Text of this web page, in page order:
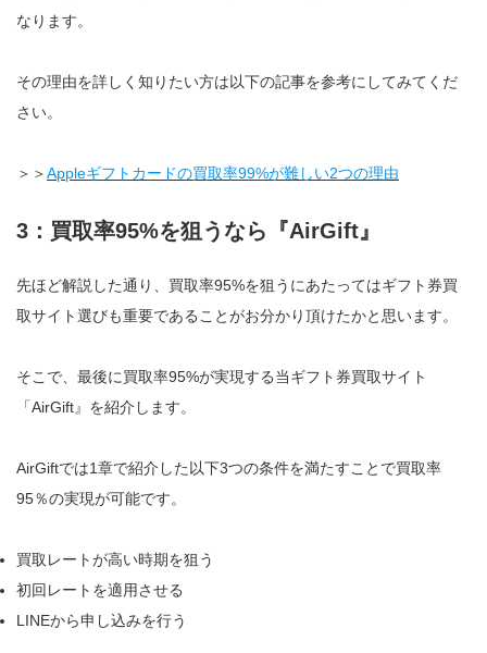
なります。
その理由を詳しく知りたい方は以下の記事を参考にしてみてくだ
さい。
＞＞Appleギフトカードの買取率99%が難しい2つの理由
3：買取率95%を狙うなら『AirGift』
先ほど解説した通り、買取率95%を狙うにあたってはギフト券買
取サイト選びも重要であることがお分かり頂けたかと思います。
そこで、最後に買取率95%が実現する当ギフト券買取サイト
「AirGift』を紹介します。
AirGiftでは1章で紹介した以下3つの条件を満たすことで買取率
95％の実現が可能です。
買取レートが高い時期を狙う
初回レートを適用させる
LINEから申し込みを行う